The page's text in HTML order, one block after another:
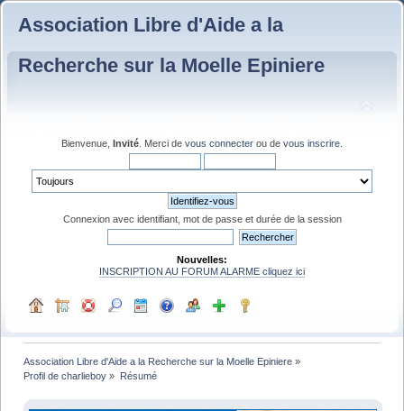
Association Libre d'Aide a la
Recherche sur la Moelle Epiniere
Bienvenue, Invité . Merci de vous connecter ou de vous inscrire
Connexion avec identifiant, mot de passe et durée de la session
Nouvelles:
INSCRIPTION AU FORUM ALARME cliquez ici
Association Libre d'Aide a la Recherche sur la Moelle Epiniere »
Profil de charlieboy » Résumé